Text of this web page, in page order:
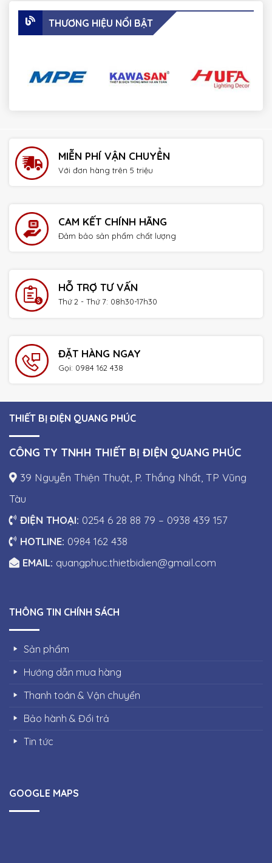
THƯƠNG HIỆU NỔI BẬT
MIỄN PHÍ VẬN CHUYỂN
Với đơn hàng trên 5 triệu
CAM KẾT CHÍNH HÃNG
Đảm bảo sản phẩm chất lượng
HỖ TRỢ TƯ VẤN
Thứ 2 - Thứ 7: 08h30-17h30
ĐẶT HÀNG NGAY
Gọi: 0984 162 438
THIẾT BỊ ĐIỆN QUANG PHÚC
CÔNG TY TNHH THIẾT BỊ ĐIỆN QUANG PHÚC
39 Nguyễn Thiện Thuật, P. Thắng Nhất, TP Vũng
Tàu
ĐIỆN THOẠI: 0254 6 28 88 79 – 0938 439 157
HOTLINE: 0984 162 438
EMAIL: quangphuc.thietbidien@gmail.com
THÔNG TIN CHÍNH SÁCH
Sản phẩm
Hướng dẫn mua hàng
Thanh toán & Vận chuyển
Bảo hành & Đổi trả
Tin tức
GOOGLE MAPS